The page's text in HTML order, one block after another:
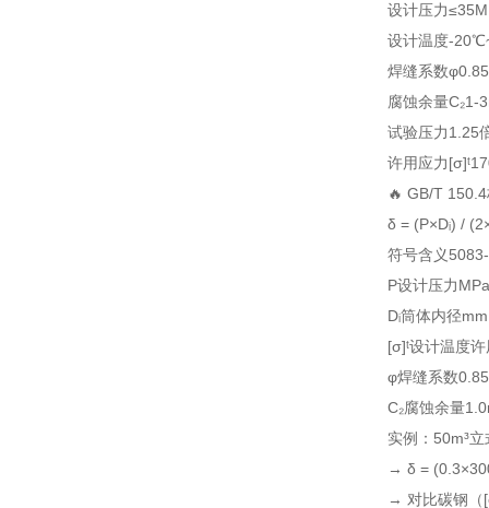
设计压力
设计温度-
焊缝系数φ
腐蚀余量C₂1-
试验压力1.25
许用应力[σ]ᵗ
🔥 GB/T
δ = (P×Dᵢ) /
符号含义
P设计压力MPa
Dᵢ筒体内径mm
[σ]ᵗ设计温度
φ焊缝系数
C₂腐蚀余量
实例：50m³
→ δ =
→ 对比碳钢（